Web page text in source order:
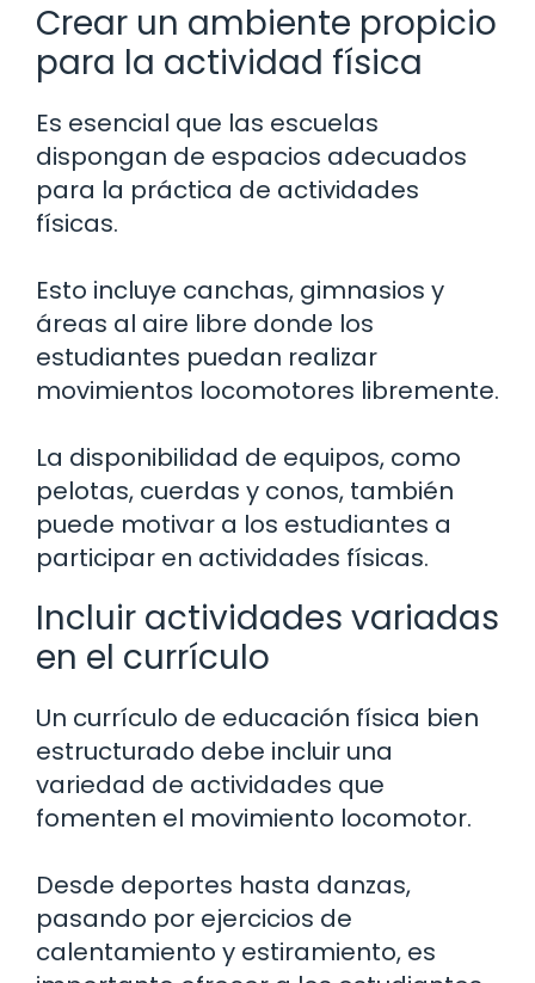
Crear un ambiente propicio
para la actividad física
Es esencial que las escuelas
dispongan de espacios adecuados
para la práctica de actividades
físicas.
Esto incluye canchas, gimnasios y
áreas al aire libre donde los
estudiantes puedan realizar
movimientos locomotores libremente.
La disponibilidad de equipos, como
pelotas, cuerdas y conos, también
puede motivar a los estudiantes a
participar en actividades físicas.
Incluir actividades variadas
en el currículo
Un currículo de educación física bien
estructurado debe incluir una
variedad de actividades que
fomenten el movimiento locomotor.
Desde deportes hasta danzas,
pasando por ejercicios de
calentamiento y estiramiento, es